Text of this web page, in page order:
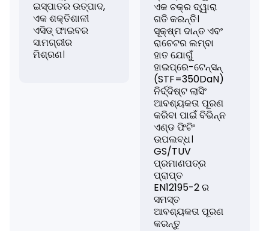
ଇସ୍ପାତର ଉତ୍ପାଦ,
ଏକ ଶକ୍ତିଶାଳୀ
ଏସିଡ୍ ଫାଇବର
ସାମଗ୍ରୀର
ମିଶ୍ରଣ।
ଏକ ଚକ୍ର ଦ୍ୱାରା
ଗତି କରନ୍ତି।
ସୂକ୍ଷ୍ମ ଦାନ୍ତ ଏବଂ
ରାଚେଟର ଲମ୍ବା
ହାତ ଯୋଗୁଁ
ହାଇପ୍ରେ-ଟେନ୍ସନ୍
(STF=350DaN)
ନିର୍ଦ୍ଦିଷ୍ଟ ଲାସିଂ
ଆବଶ୍ୟକତା ପୂରଣ
କରିବା ପାଇଁ ବିଭିନ୍ନ
ଏଣ୍ଡ ଫିଟିଂ
ଉପଲବ୍ଧ।
GS/TUV
ପ୍ରମାଣପତ୍ର
ପ୍ରାପ୍ତ
EN12195-2 ର
ସମସ୍ତ
ଆବଶ୍ୟକତା ପୂରଣ
କରନ୍ତୁ